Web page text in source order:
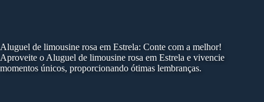
Aluguel de limousine rosa em Estrela: Conte com a melhor!
Aproveite o Aluguel de limousine rosa em Estrela e vivencie
momentos únicos, proporcionando ótimas lembranças.